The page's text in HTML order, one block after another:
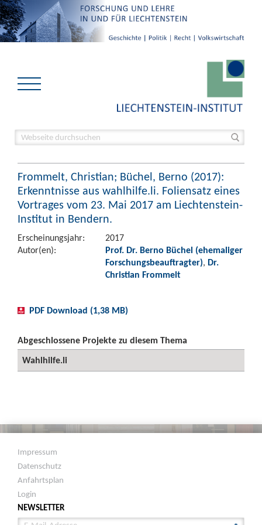
Frommelt, Christian; Büchel, Berno (2017):
Erkenntnisse aus wahlhilfe.li. Foliensatz eines
Vortrages vom 23. Mai 2017 am Liechtenstein-
Institut in Bendern.
Erscheinungsjahr:
2017
Autor(en):
Prof. Dr. Berno Büchel (ehemaliger
Forschungsbeauftragter), Dr.
Christian Frommelt
PDF Download (1,38 MB)
Abgeschlossene Projekte zu diesem Thema
Wahlhilfe.li
Impressum
Datenschutz
Anfahrtsplan
Login
NEWSLETTER